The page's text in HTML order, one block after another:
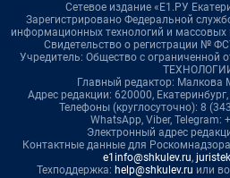
Сетевое издание «Е1.РУ
Зарегистрировано Федеральной
информационных технологий и
Свидетельство о регистрации №
Учредитель: Общество с ограниченной
Главный редактор: Малкова
Адрес редакции: 620000,
Телефоны (круглосуточно): 8
WhatsApp, Viber, Telegram:
Электронный адрес
Контактные данные для
e1info@shkulev.ru,
Техподдержка: help@shkulev.ru или